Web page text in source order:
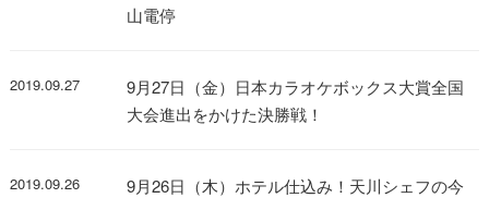
山電停
2019.09.27
9月27日（金）日本カラオケボックス大賞全国
大会進出をかけた決勝戦！
2019.09.26
9月26日（木）ホテル仕込み！天川シェフの今